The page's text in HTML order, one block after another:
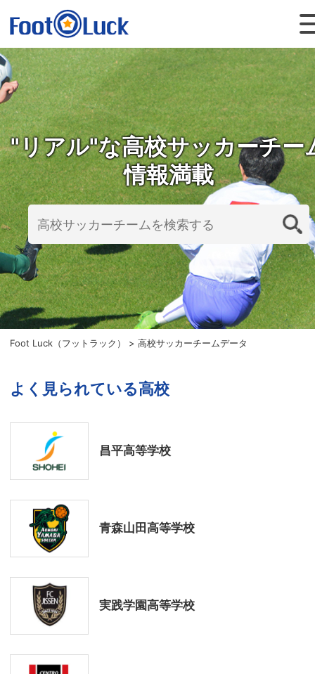
"リアル"な高校サッカーチー
情報満載
Foot Luck（フットラック） >高校サッカーチームデータ
よく見られている高校
昌平高等学校
青森山田高等学校
実践学園高等学校